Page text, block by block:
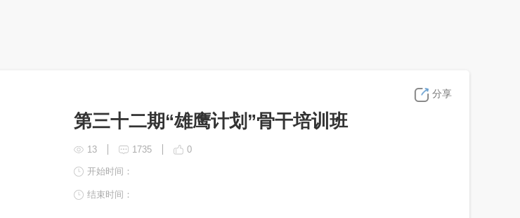
第三十二期“雄鹰计划”骨干培训班
13 1735 0
开始时间：
结束时间：
分享